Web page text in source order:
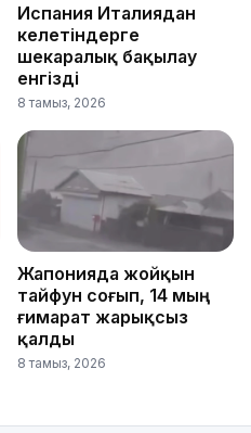
Испания Италиядан
келетіндерге
шекаралық бақылау
енгізді
8 тамыз, 2026
Жапонияда жойқын
тайфун соғып, 14 мың
ғимарат жарықсыз
қалды
8 тамыз, 2026